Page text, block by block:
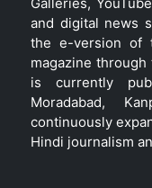
and digital news
the e-version of
magazine
is currently
Moradabad,
continuously
Hindi journalism